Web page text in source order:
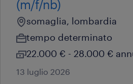
(m/f/nb)
somaglia, lombardia
tempo determinato
22.000 € - 28.000 €
13 luglio 2026